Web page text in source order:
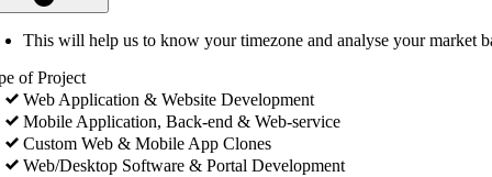
This will help us to know your timezone and analyse your market
of Project
Web Application & Website Development
Mobile Application, Back-end & Web-service
Custom Web & Mobile App Clones
Web/Desktop Software & Portal Development